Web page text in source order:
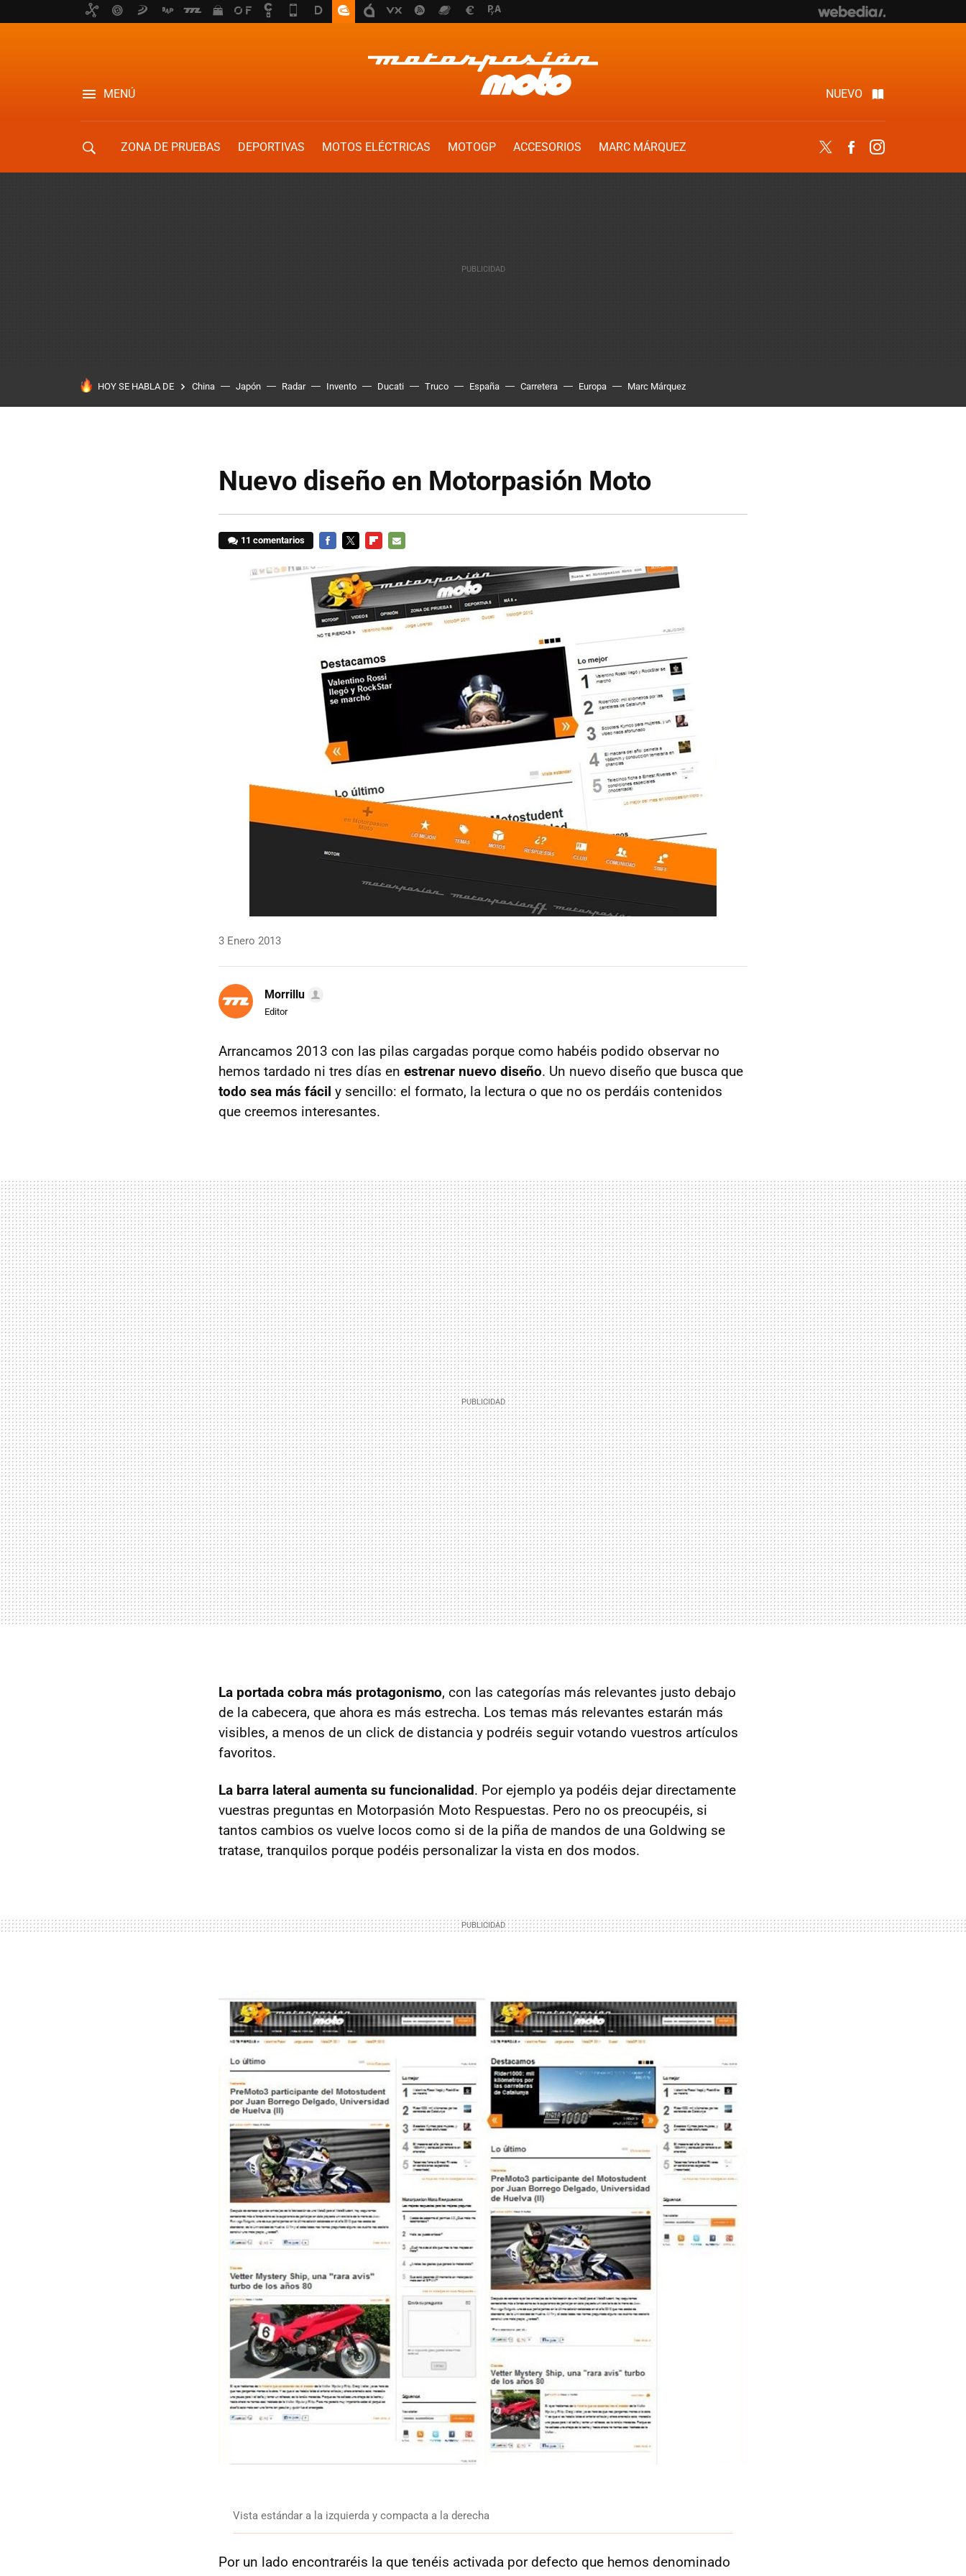
MENÚ NUEVO
ZONA DE PRUEBAS DEPORTIVAS MOTOS ELÉCTRICAS MOTOGP ACCESORIOS
MARC MÁRQUEZ
Twitter Facebook
HOY SE HABLA DE China Japón Radar Invento Ducati Truco España Carretera Europa Marc Márquez
Nuevo diseño en Motorpasión Moto
11 comentarios
MAIL
3 Enero 2013
Morrillu
Editor
Arrancamos 2013 con las pilas cargadas porque como habéis podido observar no
hemos tardado ni tres días en estrenar nuevo diseño. Un nuevo diseño que busca que
todo sea más fácil y sencillo: el formato, la lectura o que no os perdáis contenidos
que creemos interesantes.
La portada cobra más protagonismo, con las categorías más relevantes justo debajo
de la cabecera, que ahora es más estrecha. Los temas más relevantes estarán más
visibles, a menos de un click de distancia y podréis seguir votando vuestros artículos
favoritos.
La barra lateral aumenta su funcionalidad. Por ejemplo ya podéis dejar directamente
vuestras preguntas en Motorpasión Moto Respuestas. Pero no os preocupéis, si
tantos cambios os vuelve locos como si de la piña de mandos de una Goldwing se
tratase, tranquilos porque podéis personalizar la vista en dos modos.
Vista estándar a la izquierda y compacta a la derecha
Por un lado encontraréis la que tenéis activada por defecto que hemos denominado